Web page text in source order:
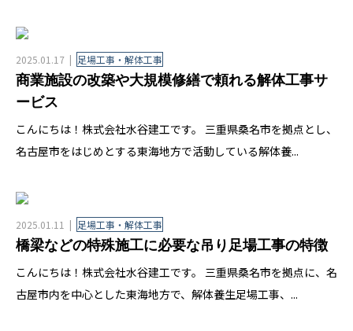
2025.01.17 足場工事・解体工事
商業施設の改築や大規模修繕で頼れる解体工事サ
ービス
こんにちは！株式会社水谷建工です。 三重県桑名市を拠点とし、
名古屋市をはじめとする東海地方で活動している解体養...
2025.01.11 足場工事・解体工事
橋梁などの特殊施工に必要な吊り足場工事の特徴
こんにちは！株式会社水谷建工です。 三重県桑名市を拠点に、名
古屋市内を中心とした東海地方で、解体養生足場工事、...